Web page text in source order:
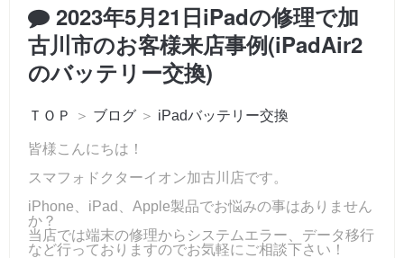
2023年5月21日iPadの修理で加
古川市のお客様来店事例(iPadAir2
のバッテリー交換)
ＴＯＰ ＞ ブログ ＞ iPadバッテリー交換
皆様こんにちは！
スマフォドクターイオン加古川店です。
iPhone、iPad、Apple製品でお悩みの事はありません
か？
当店では端末の修理からシステムエラー、データ移行
など行っておりますのでお気軽にご相談下さい！